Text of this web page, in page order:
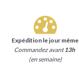
Expédition le jour même
Commandez avant13h
(en semaine)